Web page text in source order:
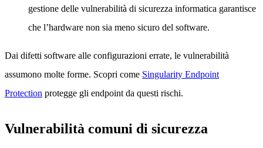
gestione delle vulnerabilità di sicurezza informatica garantisce
che l’hardware non sia meno sicuro del software.
Dai difetti software alle configurazioni errate, le vulnerabilità
assumono molte forme. Scopri come Singularity Endpoint
Protection protegge gli endpoint da questi rischi.
Vulnerabilità comuni di sicurezza